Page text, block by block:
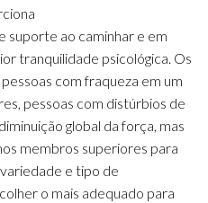
suporte ao caminhar e em
tranquilidade psicológica. Os
com fraqueza em um
pessoas com distúrbios de
global da força, mas
membros superiores para
e tipo de
o mais adequado para